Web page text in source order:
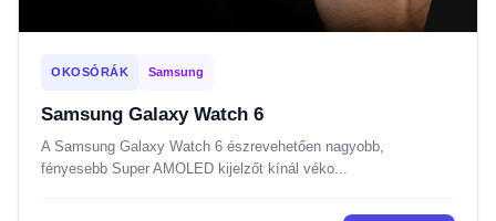
OKOSÓRÁK Samsung
Samsung Galaxy Watch 6
A Samsung Galaxy Watch 6 észrevehetően nagyobb,
fényesebb Super AMOLED kijelzőt kínál véko...